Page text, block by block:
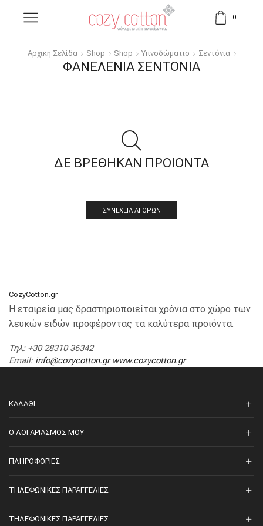
0
Αρχική Σελίδα Shop Shop Υπνοδώματιο Σεντόνια
ΦΑΝΕΛΈΝΙΑ ΣΕΝΤΌΝΙΑ
ΔΕ ΒΡΕΘΗΚΑΝ ΠΡΟΙΟΝΤΑ
ΣΥΝΈΧΕΙΑ ΑΓΟΡΏΝ
CozyCotton.gr
Η εταιρεία μας δραστηριοποιείται χρόνια στο χώρο των
λευκών ειδών προφέροντας τα καλύτερα προιόντα.
Τηλ: +30 28310 36342
Email: info@cozycotton.gr www.cozycotton.gr
ΚΑΛΆΘΙ
O ΛΟΓΑΡΙΑΣΜΌΣ ΜΟΥ
ΠΛΗΡΟΦΟΡΊΕΣ
ΤΗΛΕΦΩΝΙΚΈΣ ΠΑΡΑΓΓΕΛΊΕΣ
ΤΗΛΕΦΩΝΙΚΈΣ ΠΑΡΑΓΓΕΛΊΕΣ